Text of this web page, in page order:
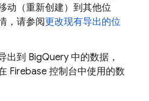
动（重新创建）到其他位
，请参阅更改现有导出的位
出到 BigQuery 中的数据，
Firebase 控制台中使用的数